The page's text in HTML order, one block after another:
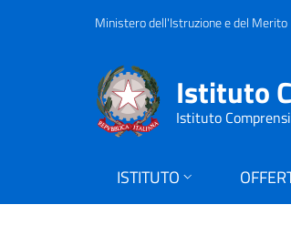
Ministero dell'Istruzione e del Merito
Istituto
Istituto
ISTITUTO